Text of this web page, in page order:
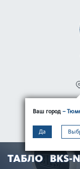
Ваш город –
Да
МЕНЮ
ТАБЛО